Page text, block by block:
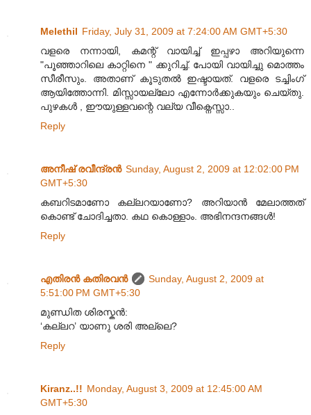
Melethil Friday, July 31, 2009 at 7:24:00 AM GMT+5:30
വളരെ നന്നായി, കമന്റ്‌ വായിച്ച് ഇപ്പഴാ അറിയുന്നെ
"പൂഞ്ഞാറിലെ കാറ്റിനെ " ക്കുറിച്ച്. പോയി വായിച്ചു മൊത്തം
സീരീസും. അതാണ്‌ കൂടുതല്‍ ഇഷ്ടായത്. വളരെ ടച്ചിംഗ്
ആയിത്തോന്നി. മിസ്സായല്ലോ എന്നോര്‍ക്കുകയും ചെയ്തു.
പുഴകള്‍ , ഈയുള്ളവന്റെ വല്യ വീക്നെസ്സാ..
Reply
അനീഷ് രവീന്ദ്രൻ Sunday, August 2, 2009 at 12:02:00 PM
GMT+5:30
കബറിടമാണോ കല്ലറയാണോ? അറിയാൻ മേലാത്തത്
കൊണ്ട് ചോദിച്ചതാ‍. കഥ കൊള്ളാം. അഭിനന്ദനങ്ങൾ!
Reply
എതിരന്‍ കതിരവന്‍
Sunday, August 2, 2009 at
5:51:00 PM GMT+5:30
മുണ്ഡിത ശിരസ്കൻ:
‘കല്ലറ’ യാണു ശരി അല്ലെ?
Reply
Kiranz..!! Monday, August 3, 2009 at 12:45:00 AM
GMT+5:30